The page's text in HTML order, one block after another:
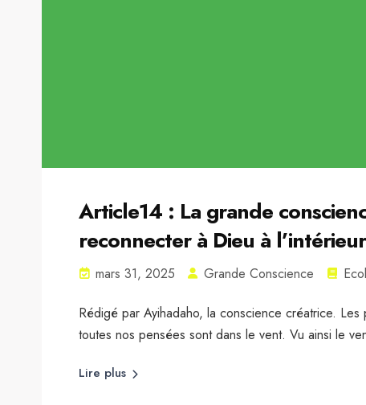
Article14 : La grande
reconnecter à Dieu à
mars 31, 2025 Grande Conscience
Rédigé par Ayihadaho, la conscience créatrice.
toutes nos pensées sont dans le vent. Vu ainsi le
Lire plus